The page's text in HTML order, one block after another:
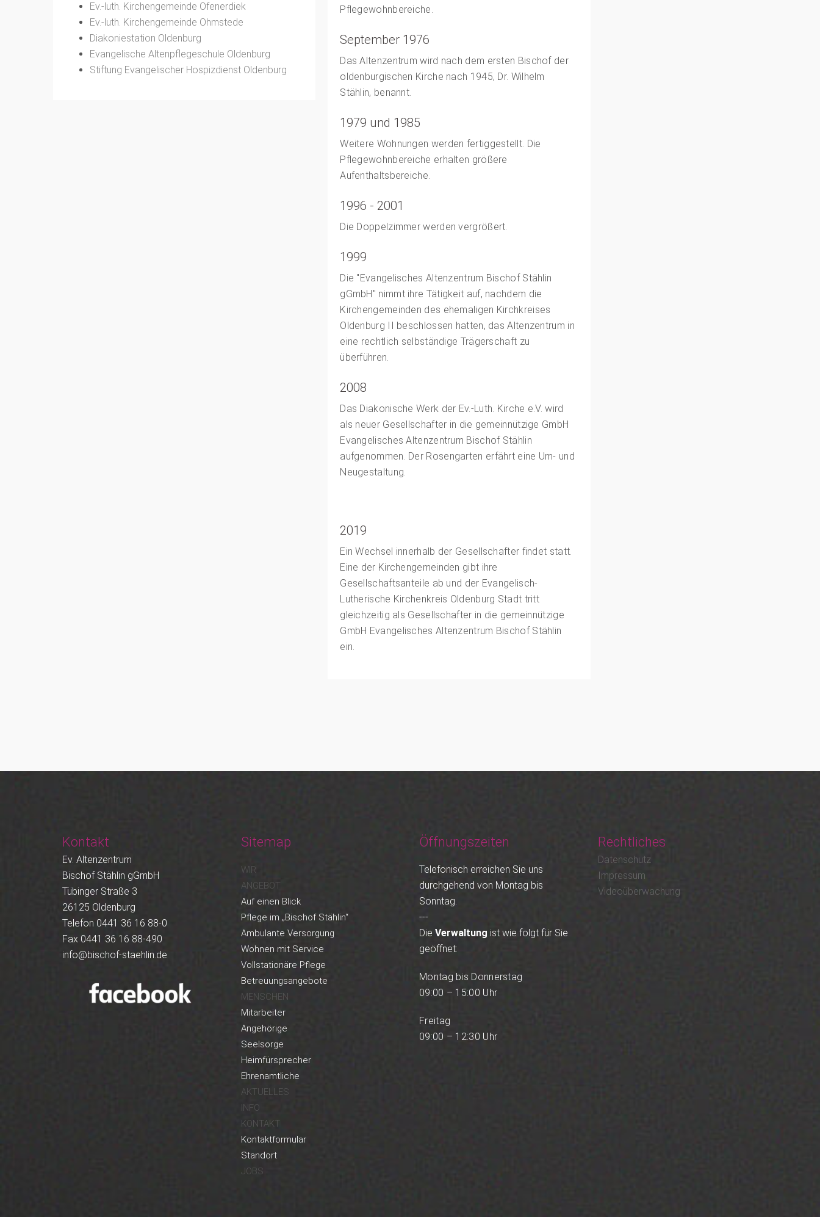
Ev.-luth. Kirchengemeinde Ofenerdiek
Ev.-luth. Kirchengemeinde Ohmstede
Diakoniestation Oldenburg
Evangelische Altenpflegeschule Oldenburg
Stiftung Evangelischer Hospizdienst Oldenburg
Pflegewohnbereiche.
September 1976
Das Altenzentrum wird nach dem ersten Bischof der
oldenburgischen Kirche nach 1945, Dr. Wilhelm
Stählin, benannt.
1979 und 1985
Weitere Wohnungen werden fertiggestellt. Die
Pflegewohnbereiche erhalten größere
Aufenthaltsbereiche.
1996 - 2001
Die Doppelzimmer werden vergrößert.
1999
Die "Evangelisches Altenzentrum Bischof Stählin
gGmbH" nimmt ihre Tätigkeit auf, nachdem die
Kirchengemeinden des ehemaligen Kirchkreises
Oldenburg II beschlossen hatten, das Altenzentrum in
eine rechtlich selbständige Trägerschaft zu
überführen.
2008
Das Diakonische Werk der Ev.-Luth. Kirche e.V. wird
als neuer Gesellschafter in die gemeinnützige GmbH
Evangelisches Altenzentrum Bischof Stählin
aufgenommen. Der Rosengarten erfährt eine Um- und
Neugestaltung.
2019
Ein Wechsel innerhalb der Gesellschafter findet statt.
Eine der Kirchengemeinden gibt ihre
Gesellschaftsanteile ab und der Evangelisch-
Lutherische Kirchenkreis Oldenburg Stadt tritt
gleichzeitig als Gesellschafter in die gemeinnützige
GmbH Evangelisches Altenzentrum Bischof Stählin
ein.
Kontakt
Ev. Altenzentrum
Bischof Stählin gGmbH
Tübinger Straße 3
26125 Oldenburg
Telefon 0441 36 16 88-0
Fax 0441 36 16 88-490
info@bischof-staehlin.de
Sitemap
WIR
ANGEBOT
Auf einen Blick
Pflege im „Bischof Stählin“
Ambulante Versorgung
Wohnen mit Service
Vollstationäre Pflege
Betreuungsangebote
MENSCHEN
Mitarbeiter
Angehörige
Seelsorge
Heimfürsprecher
Ehrenamtliche
AKTUELLES
INFO
KONTAKT
Kontaktformular
Standort
JOBS
Öffnungszeiten
Telefonisch erreichen Sie uns
durchgehend von Montag bis
Sonntag.
---
Die Verwaltung ist wie folgt für Sie
geöffnet:
Montag bis Donnerstag
09:00 – 15:00 Uhr
Freitag
09:00 – 12:30 Uhr
Rechtliches
Datenschutz
Impressum
Videoüberwachung